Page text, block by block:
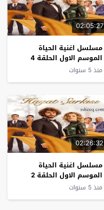
02:05:27
مسلسل اغنية الحياة
الموسم الاول الحلقة 4
منذ 5 سنوات
02:26:32
مسلسل اغنية الحياة
الموسم الاول الحلقة 2
منذ 5 سنوات